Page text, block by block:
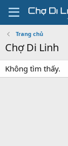
Trang chủ
Chợ Di Linh
Không tìm thấy.